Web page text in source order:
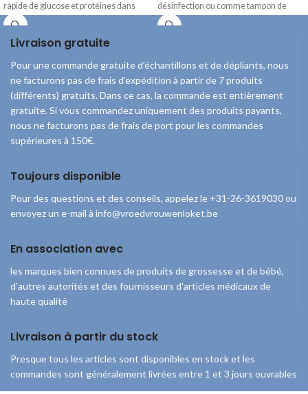
rapide de glucose et protéines dans
désinfection ou comme tampon de
plaie.
Livraison gratuite
Pour une commande gratuite d’échantillons et de dépliants, nous
ne facturons pas de frais d’expédition à partir de 7 produits
(différents) gratuits. Dans ce cas, la commande est entièrement
gratuite. Si vous commandez uniquement des produits payants,
nous ne facturons pas de frais de port pour les commandes
supérieures à 150€.
Toujours disponible
Pour des questions et des conseils, appelez le +31-26-3619030 ou
envoyez un e-mail à info@vroedvrouwenloket.be
En association avec
les marques bien connues de produits de grossesse et de bébé,
d'autres autorités et des fournisseurs d'articles médicaux de
haute qualité
Livraison à partir du stock
Presque tous les articles sont disponibles en stock et les
commandes sont généralement livrées entre 1 et 3 jours ouvrables